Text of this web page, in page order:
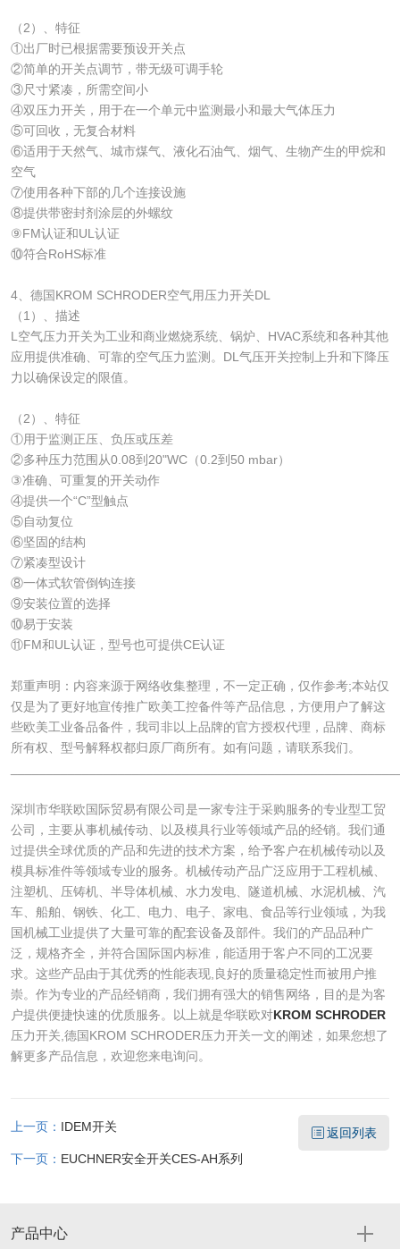
（2）、特征
①出厂时已根据需要预设开关点
②简单的开关点调节，带无级可调手轮
③尺寸紧凑，所需空间小
④双压力开关，用于在一个单元中监测最小和最大气体压力
⑤可回收，无复合材料
⑥适用于天然气、城市煤气、液化石油气、烟气、生物产生的甲烷和
空气
⑦使用各种下部的几个连接设施
⑧提供带密封剂涂层的外螺纹
⑨FM认证和UL认证
⑩符合RoHS标准
4、德国KROM SCHRODER空气用压力开关DL
（1）、描述
L空气压力开关为工业和商业燃烧系统、锅炉、HVAC系统和各种其他
应用提供准确、可靠的空气压力监测。DL气压开关控制上升和下降压
力以确保设定的限值。
（2）、特征
①用于监测正压、负压或压差
②多种压力范围从0.08到20"WC（0.2到50 mbar）
③准确、可重复的开关动作
④提供一个“C”型触点
⑤自动复位
⑥坚固的结构
⑦紧凑型设计
⑧一体式软管倒钩连接
⑨安装位置的选择
⑩易于安装
⑪FM和UL认证，型号也可提供CE认证
郑重声明：内容来源于网络收集整理，不一定正确，仅作参考;本站仅
仅是为了更好地宣传推广欧美工控备件等产品信息，方便用户了解这
些欧美工业备品备件，我司非以上品牌的官方授权代理，品牌、商标
所有权、型号解释权都归原厂商所有。如有问题，请联系我们。
深圳市华联欧国际贸易有限公司是一家专注于采购服务的专业型工贸
公司，主要从事机械传动、以及模具行业等领域产品的经销。我们通
过提供全球优质的产品和先进的技术方案，给予客户在机械传动以及
模具标准件等领域专业的服务。机械传动产品广泛应用于工程机械、
注塑机、压铸机、半导体机械、水力发电、隧道机械、水泥机械、汽
车、船舶、钢铁、化工、电力、电子、家电、食品等行业领域，为我
国机械工业提供了大量可靠的配套设备及部件。我们的产品品种广
泛，规格齐全，并符合国际国内标准，能适用于客户不同的工况要
求。这些产品由于其优秀的性能表现,良好的质量稳定性而被用户推
崇。作为专业的产品经销商，我们拥有强大的销售网络，目的是为客
户提供便捷快速的优质服务。以上就是华联欧对KROM SCHRODER
压力开关,德国KROM SCHRODER压力开关一文的阐述，如果您想了
解更多产品信息，欢迎您来电询问。
上一页： IDEM开关
下一页： EUCHNER安全开关CES-AH系列
返回列表
产品中心